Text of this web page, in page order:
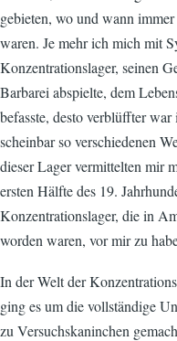
gebieten, wo und wann
waren. Je mehr ich mich mit
Konzentrationslager, seinen
Barbarei abspielte, dem
befasste, desto verblüffter
scheinbar so verschiedenen
dieser Lager vermittelten mir
ersten Hälfte des 19.
Konzentrationslager, die in
worden waren, vor mir zu
In der Welt der
ging es um die vollständige
zu Versuchskaninchen